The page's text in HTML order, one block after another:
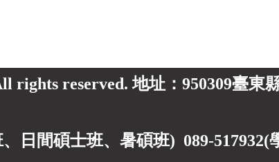
rights reserved. 地址：950309臺東
日間碩士班、暑碩班) 089-517932(